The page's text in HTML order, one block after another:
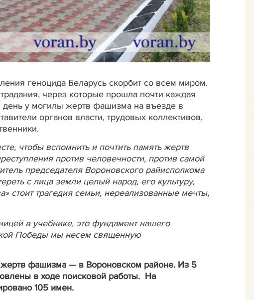
геноцида Беларусь скорбит со всем миром.
через которые прошла почти каждая
день у могилы жертв фашизма на въезде в
органов власти, трудовых коллективов,
чтобы вспомнить и почтить память жертв
против человечности, против самой
председателя Вороновского райисполкома
с лица земли целый народ, его культуру,
стоит трагедия семьи, нереализованные мечты,
в учебнике, это фундамент нашего
Победы мы несем священную
фашизма — в Вороновском районе. Из 5
в ходе поисковой работы. На
105 имен.